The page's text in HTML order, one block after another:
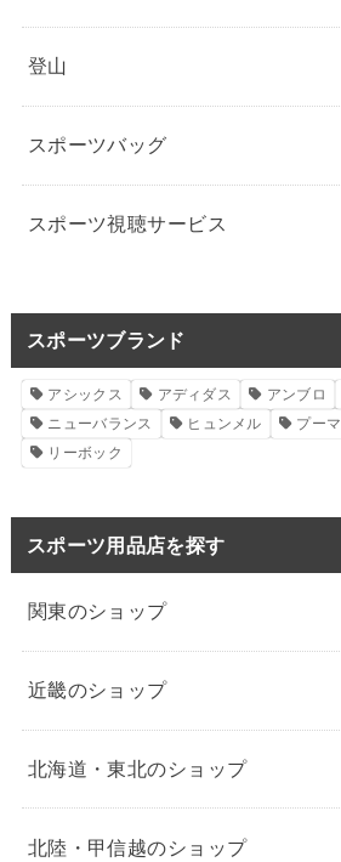
登山
スポーツバッグ
スポーツ視聴サービス
スポーツブランド
アシックス アディダス アンブロ
ニューバランス
ヒュンメル プーマ
リーボック
スポーツ用品店を探す
関東のショップ
近畿のショップ
北海道・東北のショップ
北陸・甲信越のショップ